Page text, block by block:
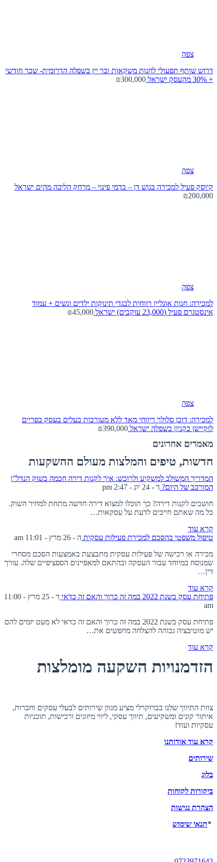
צפה
דרוש שותף תפעולי לחנות משקאות ובר יין בשפלה הדרומית- שכר חודשי
+ 30% מהעסק
ישראל ₪300,000
צפה
קיוסק פעיל למכירה בגוש דן – בדמי פינוי – מרחק הליכה מהים ישראל
₪200,000
צפה
למכירה: חנות אונליין רווחית לבגדי תינוקות ילדים ונשים + עמוד
אינסטגרם פעיל (23,000 עוקבים)
ישראל ₪45,000
צפה
למכירה: דוכן סלולר ריווחי מאד ללא מעורבות בעלים בעסק בפריים
לוקיישן בקניון בשפלה ישראל ₪390,000
מאמרים אחרונים
חדשות, טיפים והמלצות מעולם ההשקעות
המדריך המשולב למשקיע ולרוכש: איך לקנות דירה חכמה בשוק הנדל”ן
המורכב של היום? ד - 24 יונ - 2:47 pm
חושבים לקנות דירה? כך תוכלו למצוא דירה חדשה מתחת למחיר השוק.
כל מה שאתם חייבים לדעת על עסקאות…
קרא עוד
טיפול משפטי בהסכם למכירת פעילות עסקית ה - 26 מרץ - 11:01 am
מכירה או רכישה של פעילות עסקית מתבצעת באמצעות הסכם מסחרי
שמנוסח במיוחד עבור העסקה ובהתאם למאפיינים הספציפיים שלה. עורך
דין…
קרא עוד
פתיחת עסק בשנת 2022 במה זה כרוך והאם זה כדאי
ד - 25 מרץ - 11:00
am
פתיחת עסק בשנת 2022 במה זה כרוך והאם זה כדאי לא מעט יזמים להם
יש מוטיבציה גבוהה להצלחה מחפשים את…
קרא עוד
הזדמנויות השקעה מומלצות
צוות התיווך שלנו בברוקרלי מציע מגוון שירותים לבעלי עסקים וחברות,
איתור קונים ומשקיעים, תיווך עסקי, ליווי מיזוגים ורכישות, תוכניות
עסקיות ועוד!
קרא עוד אודותנו
שירותים
בלוג
ביקורות לקוחות
הצהרת נגישות
*תנאי שימוש